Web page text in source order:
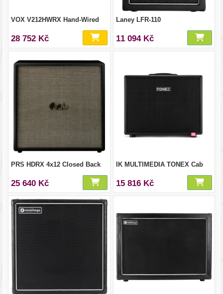
VOX V212HWRX Hand-Wired
28 752 Kč
Laney LFR-110
11 094 Kč
PRS HDRX 4x12 Closed Back
25 640 Kč
IK MULTIMEDIA TONEX Cab
15 816 Kč